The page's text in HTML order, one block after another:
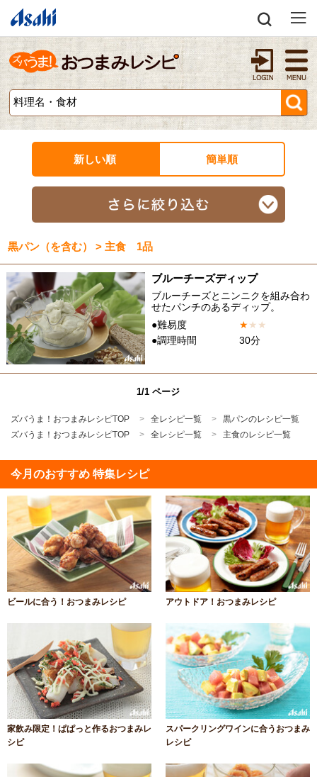
新しい順 簡単順
黒パン（を含む） > 主食 1品
ブルーチーズディップ
ブルーチーズとニンニクを組み合わ
せたパンチのあるディップ。
●難易度
★★ ★
●調理時間
30分
1/1 ページ
ズバうま！おつまみレシピTOP 全レシピ一覧
黒パンのレシピ一覧
ズバうま！おつまみレシピTOP
全レシピ一覧 主食のレシピ一覧
今月のおすすめ 特集レシピ
ビールに合う！おつまみレシピ アウトドア！おつまみレシピ
家飲み限定！ぱぱっと作るおつまみレ
シピ
スパークリングワインに合うおつまみ
レシピ